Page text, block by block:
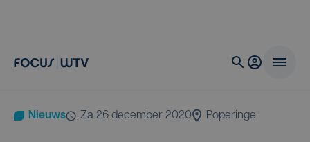
Nieuws za 26 december 2020 Poperinge